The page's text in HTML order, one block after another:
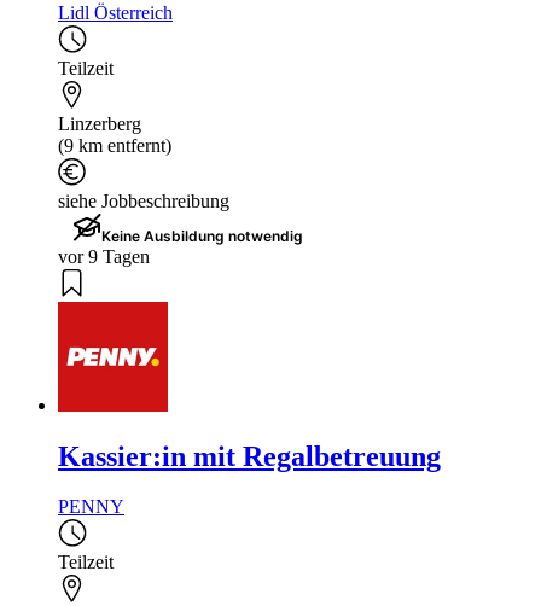
Lidl Österreich
Teilzeit
Linzerberg
(9 km entfernt)
siehe Jobbeschreibung
Keine Ausbildung notwendig
vor 9 Tagen
Kassier:in mit Regalbetreuung
PENNY
Teilzeit